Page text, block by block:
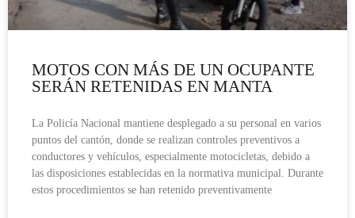
MOTOS CON MÁS DE UN OCUPANTE
SERÁN RETENIDAS EN MANTA
La Policía Nacional mantiene desplegado a su personal en varios
puntos del cantón, donde se realizan controles preventivos a
conductores y vehículos, especialmente motocicletas, debido a
las disposiciones establecidas en la normativa municipal. Durante
estos procedimientos se han retenido preventivamente